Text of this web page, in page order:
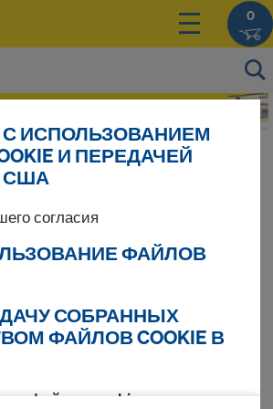
0
продукты Вы можете увидеть
в систему
5
ИСПОЛЬЗОВАНИЕМ
И ПЕРЕДАЧЕЙ
США
согласия
ФАЙЛОВ
СОБРАННЫХ
ФАЙЛОВ COOKIE В
файлов cookie